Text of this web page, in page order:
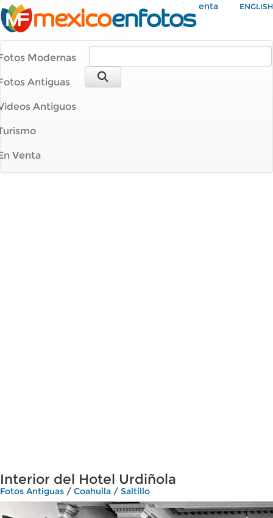
Mi Cuenta ENGLISH
Modernas
Antiguas
Antiguos
Venta
Interior del Hotel Urdiñola
Fotos Antiguas / Coahuila / Saltillo